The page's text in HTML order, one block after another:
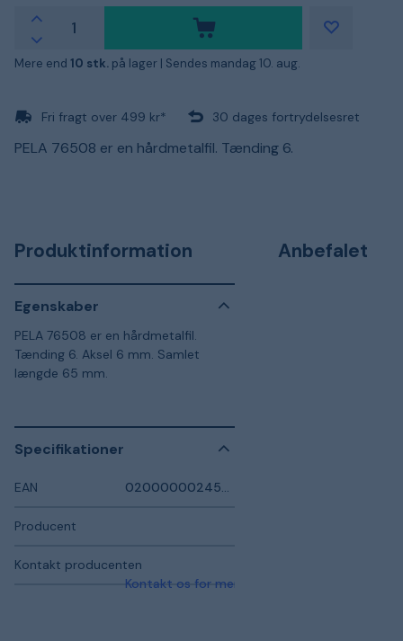
Mere end 10 stk. på lager | Sendes mandag 10. aug.
Fri fragt over 499 kr* 30 dages fortrydelsesret
PELA 76508 er en hårdmetalfil. Tænding 6.
Produktinformation
Egenskaber
PELA 76508 er en hårdmetalfil.
Tænding 6. Aksel 6 mm. Samlet
længde 65 mm.
Specifikationer
EAN 0200000024550
Producent
Kontakt producenten
Kontakt os for mere information
Anbefalet